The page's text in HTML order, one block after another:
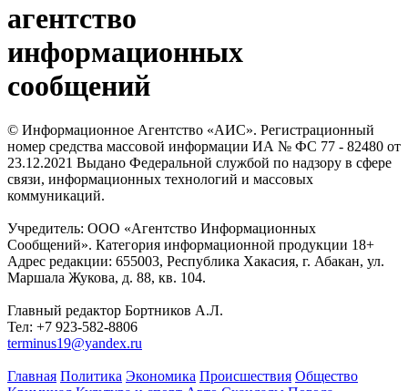
агентство
информационных
сообщений
© Информационное Агентство «АИС». Регистрационный
номер средства массовой информации ИА № ФС 77 - 82480 от
23.12.2021 Выдано Федеральной службой по надзору в сфере
связи, информационных технологий и массовых
коммуникаций.
Учредитель: ООО «Агентство Информационных
Сообщений». Категория информационной продукции 18+
Адрес редакции: 655003, Республика Хакасия, г. Абакан, ул.
Маршала Жукова, д. 88, кв. 104.
Главный редактор Бортников А.Л.
Тел: +7 923-582-8806
terminus19@yandex.ru
Главная Политика Экономика Происшествия Общество